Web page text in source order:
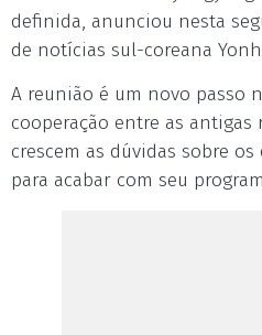
definida, anunciou nesta
de notícias sul-coreana
A reunião é um novo passo
cooperação entre as
crescem as dúvidas sobre
para acabar com seu